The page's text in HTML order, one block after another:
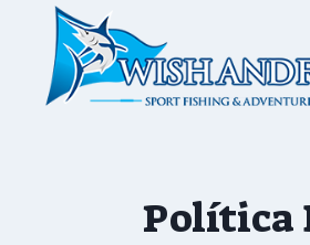
content
Política